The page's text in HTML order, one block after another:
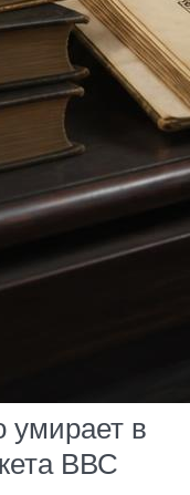
умирает в
ВВС